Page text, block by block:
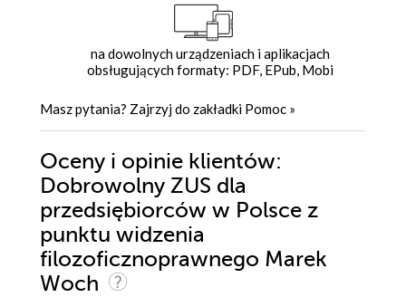
na dowolnych urządzeniach i aplikacjach
obsługujących formaty: PDF, EPub, Mobi
Masz pytania? Zajrzyj do zakładki Pomoc »
Oceny i opinie klientów:
Dobrowolny ZUS dla
przedsiębiorców w Polsce z
punktu widzenia
filozoficznoprawnego Marek
Woch